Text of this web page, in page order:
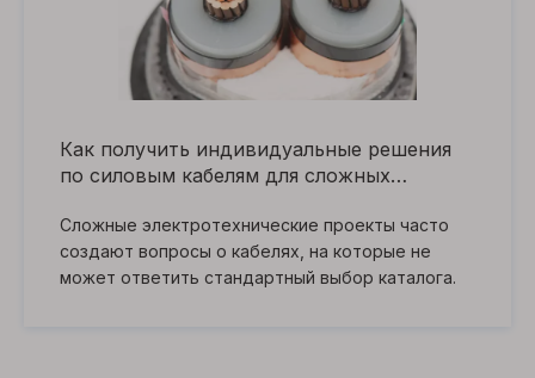
Как получить индивидуальные решения
по силовым кабелям для сложных
Сложные электротехнические проекты часто
создают вопросы о кабелях, на которые не
может ответить стандартный выбор каталога.